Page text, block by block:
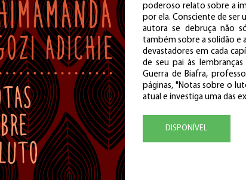
poderoso relato sobre a
por ela. Consciente de ser
autora se debruça não
também sobre a solidão e
devastadores em cada
de seu pai às
Guerra de Biafra,
páginas, "Notas sobre o
atual e investiga uma das
DISPONÍVEL